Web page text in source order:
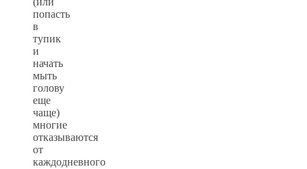
попасть
в
тупик
и
начать
мыть
голову
еще
чаще)
многие
отказываются
от
каждодневного